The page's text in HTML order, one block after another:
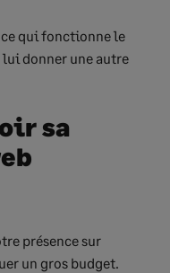
qui fonctionne le
lui donner une autre
sa
présence sur
un gros budget.